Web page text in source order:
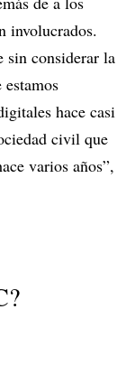
involucrados.
sin considerar la
hace casi
civil que
varios años”,